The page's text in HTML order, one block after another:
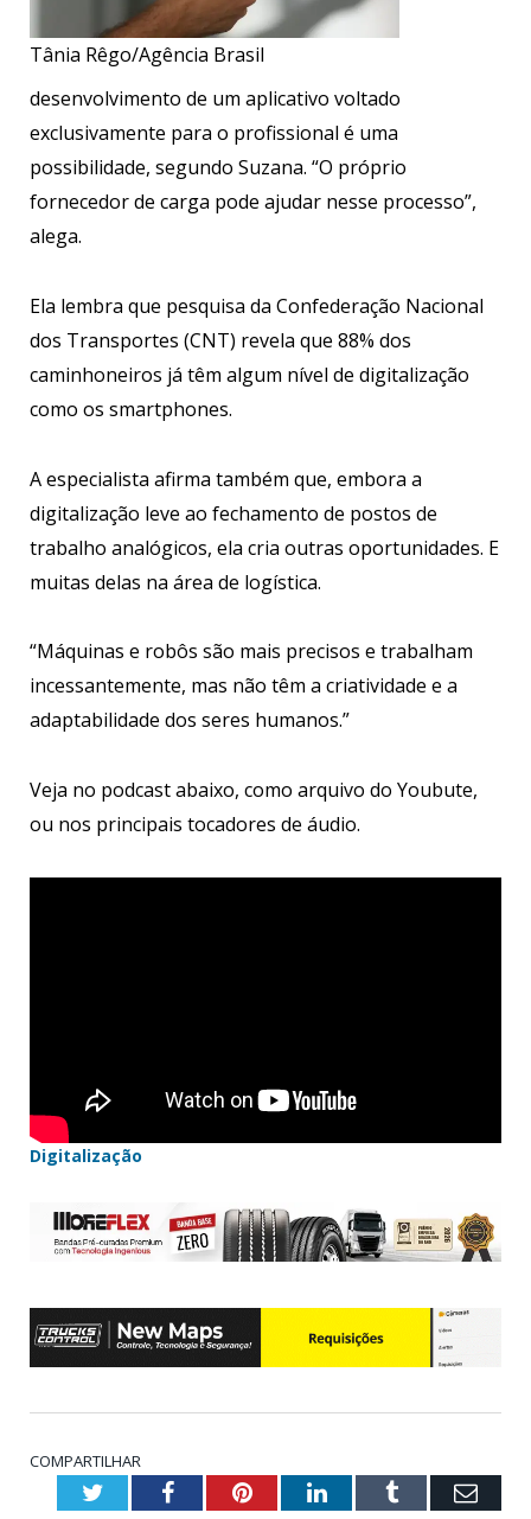
Tânia Rêgo/Agência Brasil
desenvolvimento de um aplicativo voltado
exclusivamente para o profissional é uma
possibilidade, segundo Suzana. “O próprio
fornecedor de carga pode ajudar nesse processo”,
alega.
Ela lembra que pesquisa da Confederação Nacional
dos Transportes (CNT) revela que 88% dos
caminhoneiros já têm algum nível de digitalização
como os smartphones.
A especialista afirma também que, embora a
digitalização leve ao fechamento de postos de
trabalho analógicos, ela cria outras oportunidades. E
muitas delas na área de logística.
“Máquinas e robôs são mais precisos e trabalham
incessantemente, mas não têm a criatividade e a
adaptabilidade dos seres humanos.”
Veja no podcast abaixo, como arquivo do Youbute,
ou nos principais tocadores de áudio.
Digitalização
COMPARTILHAR
TwitterFacebookPinterestLinkedInTumblr